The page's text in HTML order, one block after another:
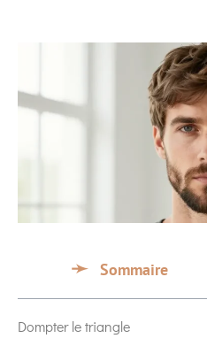
Sommaire
Dompter le triangle